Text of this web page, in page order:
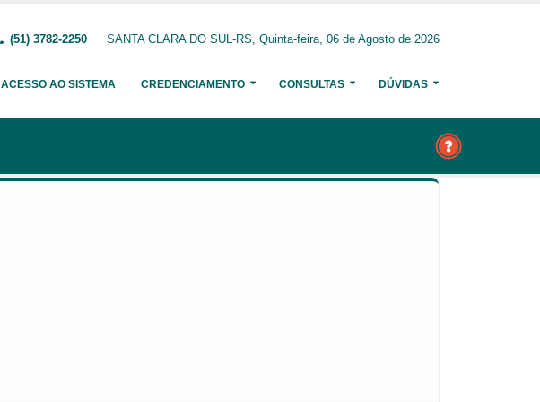
(51) 3782-2250 SANTA CLARA DO SUL-RS, Quinta-feira, 06 de Agosto de 2026
ACESSO AO SISTEMA CREDENCIAMENTO CONSULTAS DÚVIDAS